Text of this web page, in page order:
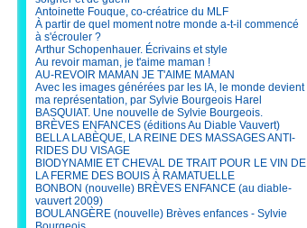
Antoinette Fouque, co-créatrice du MLF
À partir de quel moment notre monde a-t-il commencé
à s'écrouler ?
Arthur Schopenhauer. Écrivains et style
Au revoir maman, je t'aime maman !
AU-REVOIR MAMAN JE T'AIME MAMAN
Avec les images générées par les IA, le monde devient
ma représentation, par Sylvie Bourgeois Harel
BASQUIAT. Une nouvelle de Sylvie Bourgeois.
BRÈVES ENFANCES (éditions Au Diable Vauvert)
BELLA LABÈQUE, LA REINE DES MASSAGES ANTI-
RIDES DU VISAGE
BIODYNAMIE ET CHEVAL DE TRAIT POUR LE VIN DE
LA FERME DES BOUIS À RAMATUELLE
BONBON (nouvelle) BRÈVES ENFANCE (au diable-
vauvert 2009)
BOULANGÈRE (nouvelle) Brèves enfances - Sylvie